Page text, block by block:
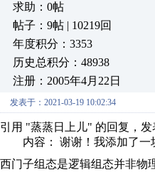
求助：0帖
帖子：9帖 | 10219回
年度积分：3353
历史总积分：48938
注册：2005年4月22日
发表于：2021-03-19 10:02:34
引用 "蒸蒸日上儿" 的回复，发
内容： 谢谢！我添加了一
西门子组态是逻辑组态并非物